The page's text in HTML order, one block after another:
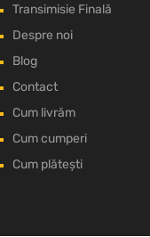
Transimisie Finală
Despre noi
Blog
Contact
Cum livrăm
Cum cumperi
Cum plătești